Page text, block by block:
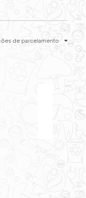
de parcelamento